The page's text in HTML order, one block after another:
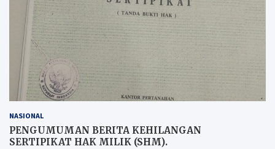
NASIONAL
PENGUMUMAN BERITA KEHILANGAN
SERTIPIKAT HAK MILIK (SHM).